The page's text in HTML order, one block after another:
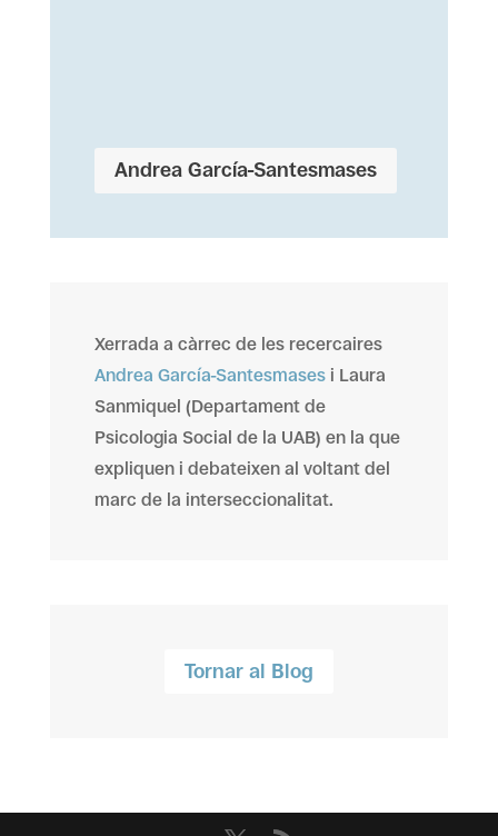
Andrea García-Santesmases
Xerrada a càrrec de les recercaires
Andrea García-Santesmasesi Laura
Sanmiquel (Departament de
Psicologia Social de la UAB) en la que
expliquen i debateixen al voltant del
marc de la interseccionalitat.
Tornar al Blog